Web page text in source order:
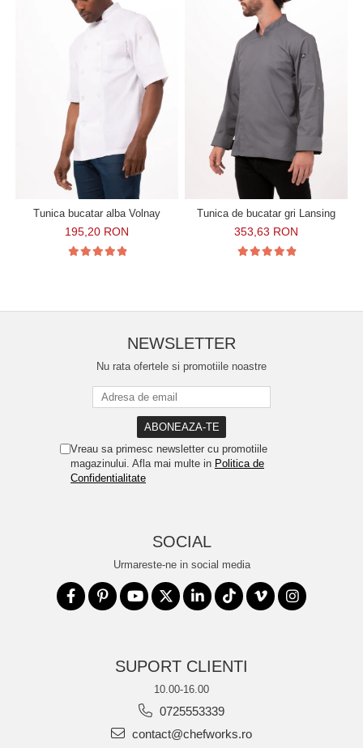
Tunica bucatar alba Volnay
195,20 RON
Tunica de bucatar gri Lansing
353,63 RON
NEWSLETTER
Nu rata ofertele si promotiile noastre
Vreau sa primesc newsletter cu promotiile
magazinului. Afla mai multe in Politica de
Confidentialitate
SOCIAL
Urmareste-ne in social media
SUPORT CLIENTI
10.00-16.00
0725553339
contact@chefworks.ro